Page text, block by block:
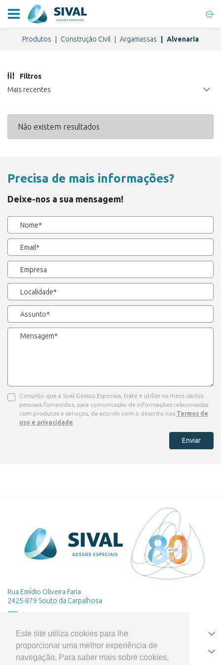
Este site utiliza cookies para lhe
proporcionar uma melhor experiência de
navegação. Para saber mais sobre cookies,
Produtos Construção Civil Argamassas Alvenaria
Filtros
Mais recentes
Não existem resultados
Precisa de mais informações?
Deixe-nos a sua mensagem!
Consinto que a Sival Gessos Especiais, trate e utilize os meus dados
pessoais fornecidos, para comunicação de informações relacionadas
com produtos e serviços, de acordo com o descrito nos Termos de
uso e privacidade
Enviar
Rua Emídio Oliveira Faria
2425-879 Souto da Carpalhosa
HOME
PRODUTOS